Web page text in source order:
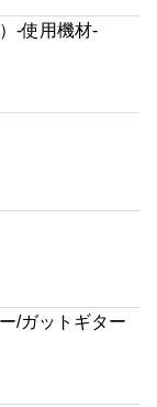
-使用機材-
/ガットギター